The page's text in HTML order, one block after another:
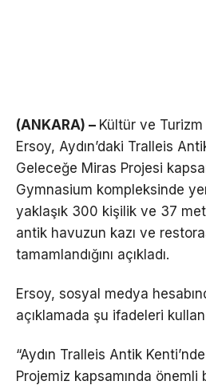
(ANKARA) – Kültür ve
Ersoy, Aydın’daki Tralleis
Geleceğe Miras Projesi
Gymnasium kompleksinde
yaklaşık 300 kişilik ve 37
antik havuzun kazı ve
tamamlandığını açıkladı.
Ersoy, sosyal medya
açıklamada şu ifadeleri
“Aydın Tralleis Antik
Projemiz kapsamında önemli